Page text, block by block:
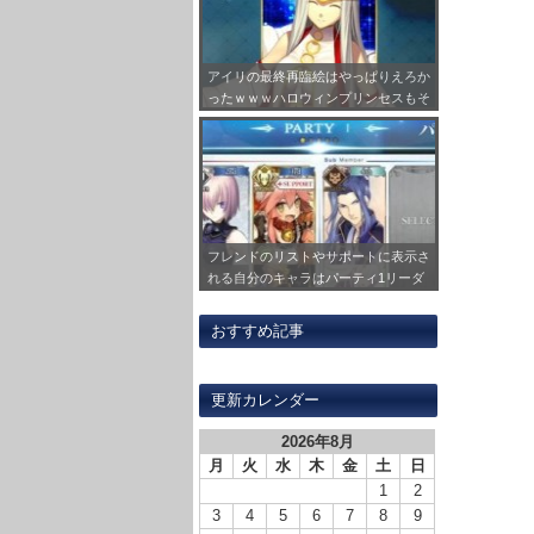
アイリの最終再臨絵はやっぱりえろか
ったｗｗｗハロウィンプリンセスもそ
うだったがこのポーズはけしからん
な・・・
フレンドのリストやサポートに表示さ
れる自分のキャラはパーティ1リーダ
おすすめ記事
更新カレンダー
2026年8月
月
火 水 木 金 土
日
1
2
3
4 5 6 7 8
9